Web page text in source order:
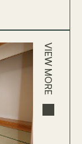
VIEW MORE